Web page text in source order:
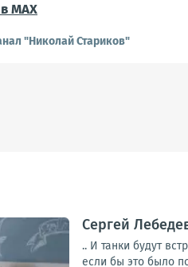
в MAX
"Николай Стариков"
Сергей
.. И танки будут
если бы это было